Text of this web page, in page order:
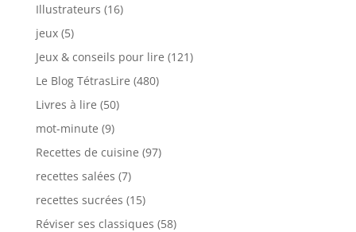
Illustrateurs (16)
jeux(5)
Jeux & conseils pour lire (121)
Le Blog TétrasLire (480)
Livres à lire (50)
mot-minute (9)
Recettes de cuisine (97)
recettes salées (7)
recettes sucrées (15)
Réviser ses classiques (58)